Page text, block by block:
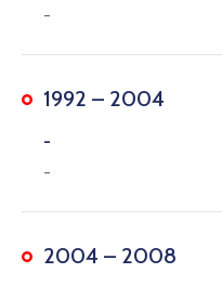
-
1992 – 2004
-
-
2004 – 2008